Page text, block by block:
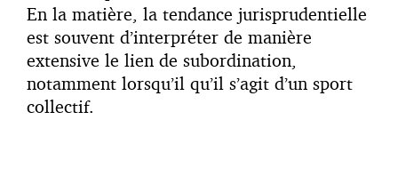
En la matière, la tendance jurisprudentielle
est souvent d’interpréter de manière
extensive le lien de subordination,
notamment lorsqu’il qu’il s’agit d’un sport
collectif.